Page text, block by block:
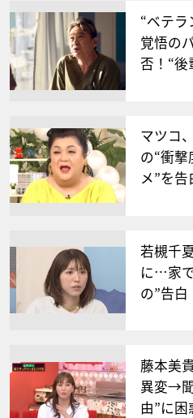
“ベテ
覚悟の
否！“
マツコ
の“衝
メ”を
若槻千
に…家
の”告
藤本美
異変→
由”に